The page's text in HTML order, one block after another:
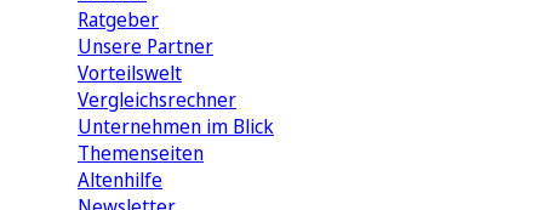
Ratgeber
Unsere Partner
Vorteilswelt
Vergleichsrechner
Unternehmen im Blick
Themenseiten
Altenhilfe